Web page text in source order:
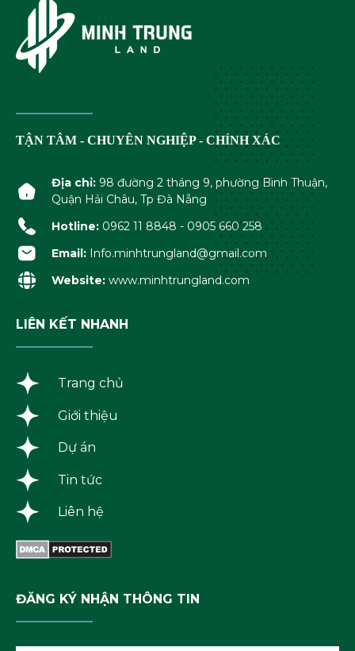
TẬN TÂM - CHUYÊN NGHIỆP - CHÍNH XÁC
Địa chỉ:98 đường 2 tháng 9, phường Bình Thuận,
Quận Hải Châu, Tp Đà Nẵng
Hotline:0962 11 8848 - 0905 660 258
Email:Info.minhtrungland@gmail.com
Website:www.minhtrungland.com
LIÊN KẾT NHANH
Trang chủ
Giới thiệu
Dự án
Tin tức
Liên hệ
ĐĂNG KÝ NHẬN THÔNG TIN